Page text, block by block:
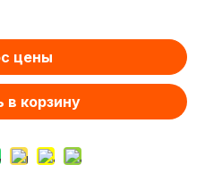
цены
в корзину